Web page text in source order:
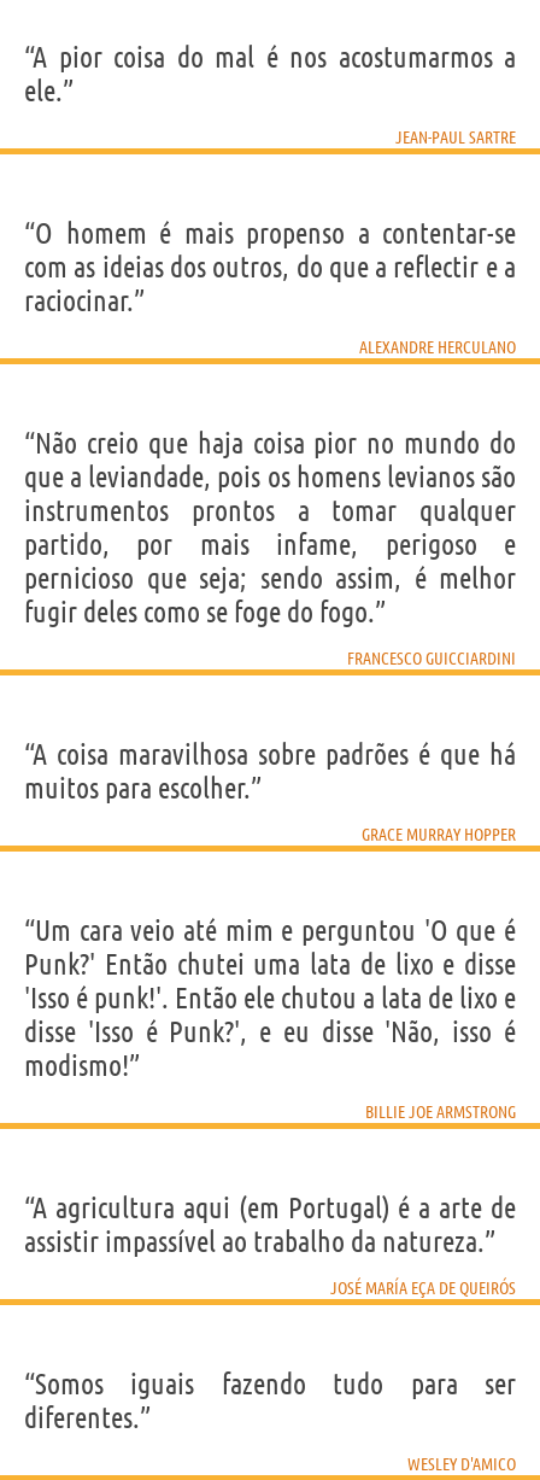
“A pior coisa do mal é nos acostumarmos a
ele.”
JEAN-PAUL SARTRE
“O homem é mais propenso a contentar-se
com as ideias dos outros, do que a reflectir e a
raciocinar.”
ALEXANDRE HERCULANO
“Não creio que haja coisa pior no mundo do
que a leviandade, pois os homens levianos são
instrumentos prontos a tomar qualquer
partido, por mais infame, perigoso e
pernicioso que seja; sendo assim, é melhor
fugir deles como se foge do fogo.”
FRANCESCO GUICCIARDINI
“A coisa maravilhosa sobre padrões é que há
muitos para escolher.”
GRACE MURRAY HOPPER
“Um cara veio até mim e perguntou 'O que é
Punk?' Então chutei uma lata de lixo e disse
'Isso é punk!'. Então ele chutou a lata de lixo e
disse 'Isso é Punk?', e eu disse 'Não, isso é
modismo!”
BILLIE JOE ARMSTRONG
“A agricultura aqui (em Portugal) é a arte de
assistir impassível ao trabalho da natureza.”
JOSÉ MARÍA EÇA DE QUEIRÓS
“Somos iguais fazendo tudo para ser
diferentes.”
WESLEY D'AMICO